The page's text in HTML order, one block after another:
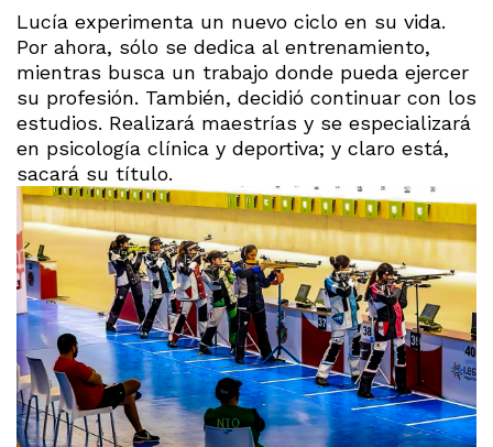
Lucía experimenta un nuevo ciclo en su vida.
Por ahora, sólo se dedica al entrenamiento,
mientras busca un trabajo donde pueda ejercer
su profesión. También, decidió continuar con los
estudios. Realizará maestrías y se especializará
en psicología clínica y deportiva; y claro está,
sacará su título.